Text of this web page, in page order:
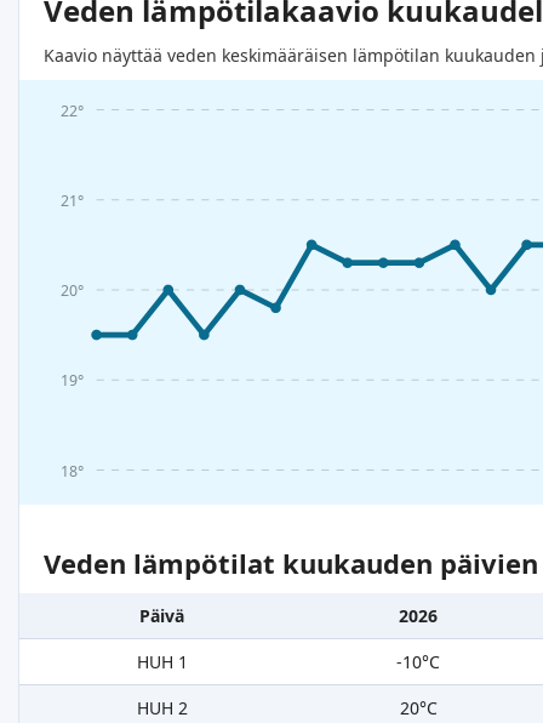
Veden lämpötilakaavio
Kaavio näyttää veden keskimääräisen lämpötilan
18°
19°
20°
21°
22°
Veden lämpötilat kuukauden
Päivä
2026
HUH 1
-10°C
HUH 2
20°C